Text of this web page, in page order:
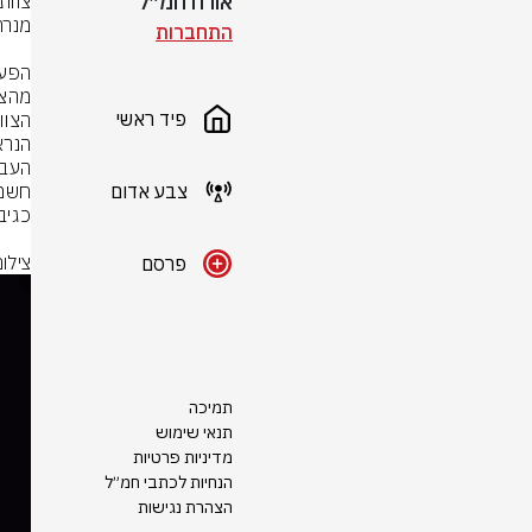
התחברות
פיד ראשי
צבע אדום
פרסם
תמיכה
תנאי שימוש
מדיניות פרטיות
הנחיות לכתבי חמ״ל
הצהרת נגישות